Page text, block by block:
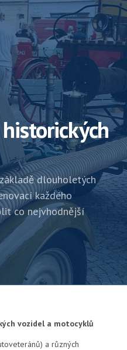
dlouholetých
každého
co nejvhodnější
vozidel a motocyklů
a různých